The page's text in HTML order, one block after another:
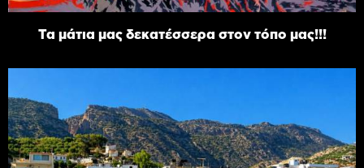
Τα μάτια μας δεκατέσσερα στον τόπο μας!!!